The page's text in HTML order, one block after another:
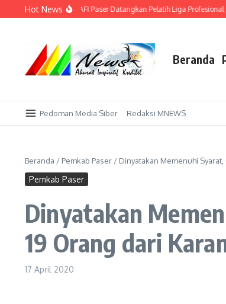
Lewati ke konten
Hot News
di Kandang Sendiri! AFI Paser Datangkan Pelatih Liga Profesional
Beranda
Pedoman Media Siber Redaksi MNEWS
Beranda / Pemkab Paser / Dinyatakan Memenuhi
Pemkab Paser
Dinyatakan
19 Orang dari
17 April 2020